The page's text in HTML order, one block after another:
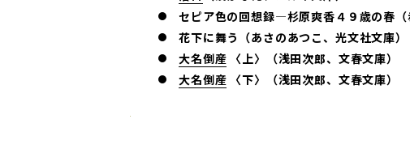
セピア色の回想録―杉原爽香４９歳の春（
花下に舞う（あさのあつこ、光文社文庫）
大名倒産 〈上〉（浅田次郎、文春文庫）
大名倒産 〈下〉（浅田次郎、文春文庫）